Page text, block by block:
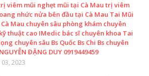
viêm mũi nghẹt mũi tại Cà Mau trị viêm
nhức nửa bên đầu tại Cà Mau Tai Mũi
Mau chuyên sâu phòng khám chuyên
thuật cao IMedic bác sĩ chuyên khoa Tai
chuyên sâu Bs Quốc Bs Chi Bs chuyên
ĐẶNG DUY 0919449459
2023